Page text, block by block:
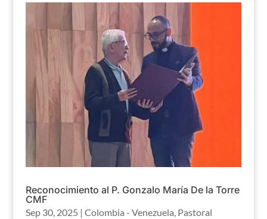
Reconocimiento al P. Gonzalo María De la Torre
CMF
Sep 30, 2025 | Colombia - Venezuela, Pastoral